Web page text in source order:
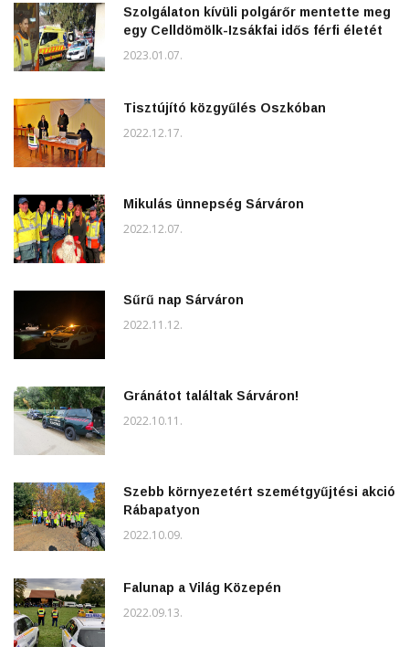
Szolgálaton kívüli polgárőr mentette meg
egy Celldömölk-Izsákfai idős férfi életét
2023.01.07.
Tisztújító közgyűlés Oszkóban
2022.12.17.
Mikulás ünnepség Sárváron
2022.12.07.
Sűrű nap Sárváron
2022.11.12.
Gránátot találtak Sárváron!
2022.10.11.
Szebb környezetért szemétgyűjtési akció
Rábapatyon
2022.10.09.
Falunap a Világ Közepén
2022.09.13.